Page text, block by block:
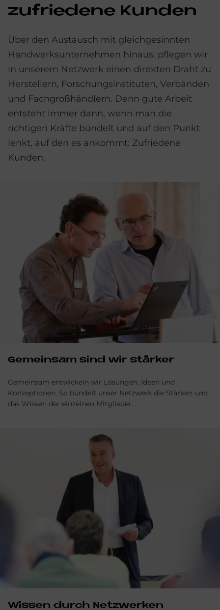
zu­frie­de­ne Kun­den
Über den Austausch mit gleichgesinnten
Handwerksunternehmen hinaus, pflegen wir
in unserem Netzwerk einen direkten Draht zu
Herstellern, Forschungsinstituten, Verbänden
und Fachgroßhändlern. Denn gute Arbeit
entsteht immer dann, wenn man die
richtigen Kräfte bündelt und auf den Punkt
lenkt, auf den es ankommt: Zufriedene
Kunden.
Gemeinsam sind wir stärker
Gemeinsam entwickeln wir Lösungen, Ideen und
Konzeptionen. So bündelt unser Netzwerk die Stärken und
das Wissen der einzelnen Mitglieder.
Wissen durch Netzwerken